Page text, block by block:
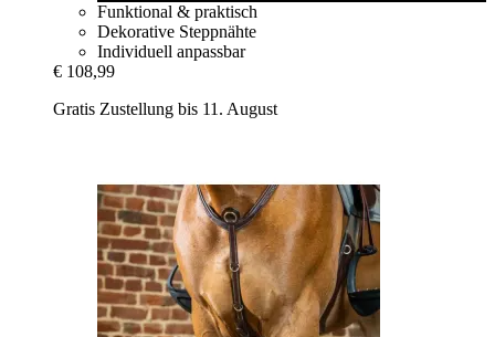
Funktional & praktisch
Dekorative Steppnähte
Individuell anpassbar
€ 108,99
Gratis Zustellung bis 11. August